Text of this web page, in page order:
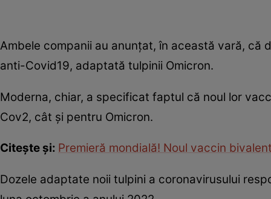
Ambele companii au anunțat, în această vară, că
anti-Covid19, adaptată tulpinii Omicron.
Moderna, chiar, a specificat faptul că noul lor
Cov2, cât și pentru Omicron.
Citește și: Premieră mondială! Noul vaccin
Dozele adaptate noii tulpini a coronavirusului